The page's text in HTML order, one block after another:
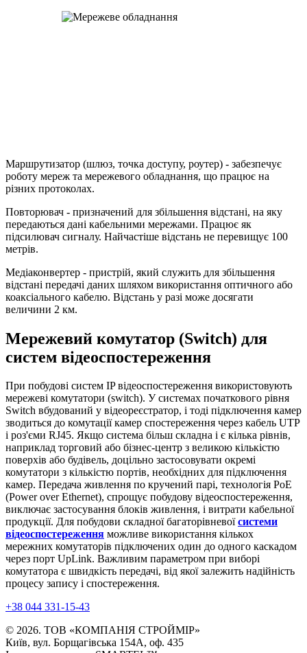
Маршрутизатор (шлюз, точка доступу, роутер) - забезпечує
роботу мереж та мережевого обладнання, що працює на
різних протоколах.
Повторювач - призначений для збільшення відстані, на яку
передаються дані кабельними мережами. Працює як
підсилювач сигналу. Найчастіше відстань не перевищує 100
метрів.
Медіаконвертер - пристрій, який служить для збільшення
відстані передачі даних шляхом використання оптичного або
коаксіального кабелю. Відстань у разі може досягати
величини 2 км.
Мережевий комутатор (Switch) для
систем відеоспостереження
При побудові систем IP відеоспостереження використовують
мережеві комутатори (switch). У системах початкового рівня
Switch вбудований у відеореєстратор, і тоді підключення камер
зводиться до комутації камер спостереження через кабель UTP
і роз'єми RJ45. Якщо система більш складна і є кілька рівнів,
наприклад торговий або бізнес-центр з великою кількістю
поверхів або будівель, доцільно застосовувати окремі
комутатори з кількістю портів, необхідних для підключення
камер. Передача живлення по кручений парі, технологія PoE
(Power over Ethernet), спрощує побудову відеоспостереження,
виключає застосування блоків живлення, і витрати кабельної
продукції. Для побудови складної багаторівневоїсистеми
відеоспостереження можливе використання кількох
мережних комутаторів підключених один до одного каскадом
через порт UpLink. Важливим параметром при виборі
комутатора є швидкість передачі, від якої залежить надійність
процесу запису і спостереження.
+38 044 331-15-43
© 2026. ТОВ «КОМПАНІЯ СТРОЙМІР»
Київ, вул. Борщагівська 154А, оф. 435